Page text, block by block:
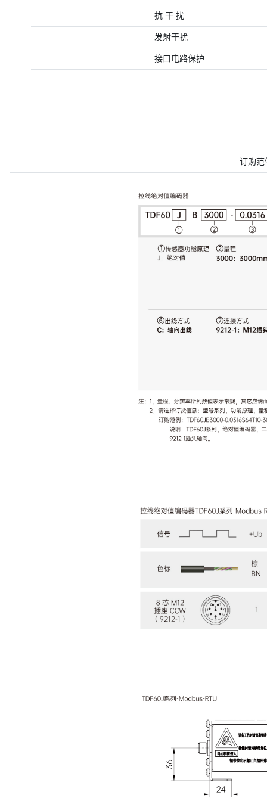
抗 干 扰
发射干扰
接口电路保护
订购